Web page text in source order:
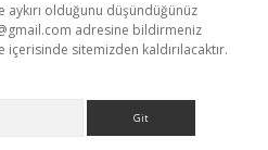
olduğunu düşündüğünüz
adresine bildirmeniz
sitemizden kaldırılacaktır.